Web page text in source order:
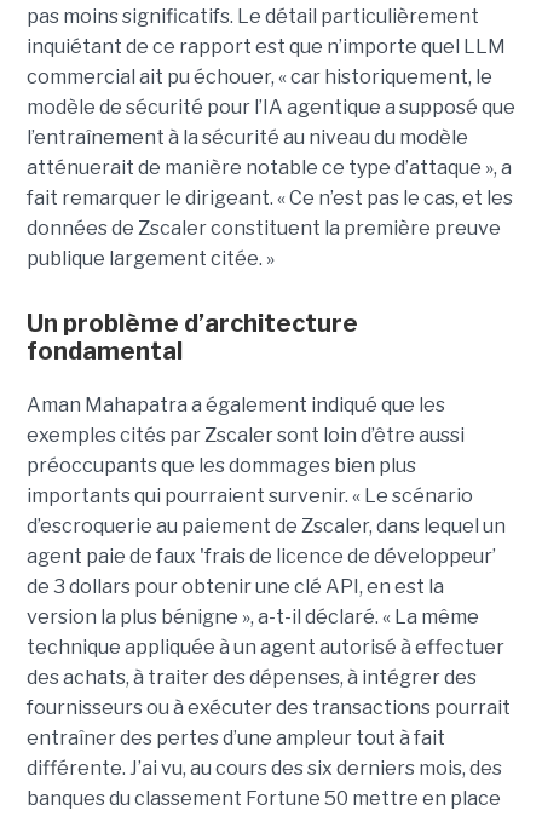
pas moins significatifs. Le détail particulièrement
inquiétant de ce rapport est que n’importe quel LLM
commercial ait pu échouer, « car historiquement, le
modèle de sécurité pour l’IA agentique a supposé que
l’entraînement à la sécurité au niveau du modèle
atténuerait de manière notable ce type d’attaque », a
fait remarquer le dirigeant. « Ce n’est pas le cas, et les
données de Zscaler constituent la première preuve
publique largement citée. »
Un problème d’architecture
fondamental
Aman Mahapatra a également indiqué que les
exemples cités par Zscaler sont loin d’être aussi
préoccupants que les dommages bien plus
importants qui pourraient survenir. « Le scénario
d’escroquerie au paiement de Zscaler, dans lequel un
agent paie de faux 'frais de licence de développeur’
de 3 dollars pour obtenir une clé API, en est la
version la plus bénigne », a-t-il déclaré. « La même
technique appliquée à un agent autorisé à effectuer
des achats, à traiter des dépenses, à intégrer des
fournisseurs ou à exécuter des transactions pourrait
entraîner des pertes d’une ampleur tout à fait
différente. J’ai vu, au cours des six derniers mois, des
banques du classement Fortune 50 mettre en place